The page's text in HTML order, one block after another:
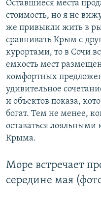
Оставшиеся места
стоимость, но я не
же привыкли жить в
сравнивать Крым с
курортами, то в Сочи
емкость мест
комфортных
удивительное
и объектов показа,
богат. Тем не менее,
оставаться лояльными
Крыма.
Море встречает
середине мая